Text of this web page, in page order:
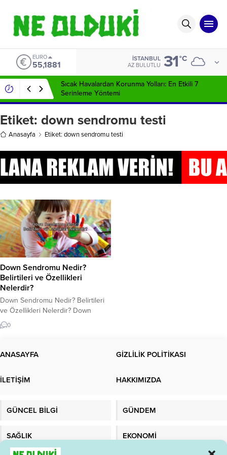
EURO
55,1881
İSTANBUL
AZ BULUTLU 31°C
Sıcak Havalardan Korunma Yolları: En Etkili 7
Serinleme Yöntemi
Etiket: down sendromu testi
Anasayfa Etiket: down sendromu testi
Down Sendromu Nedir?
Belirtileri ve Özellikleri
Nelerdir?
Down Sendromu Nedir? Belirtileri
ve Özellikleri Nelerdir? Down
Sendromu Nedir? Down Sendromu,
çoğunlukla kromozom
her yaşta görülen bir genetik
oluşturduğu bir anomaliye bağlı
Down Sendromu, dünya çapında
0
ANASAYFA GİZLİLİK POLİTİKASI
İLETİŞİM HAKKIMIZDA
GÜNCEL BİLGİ GÜNDEM
SAĞLIK EKONOMİ